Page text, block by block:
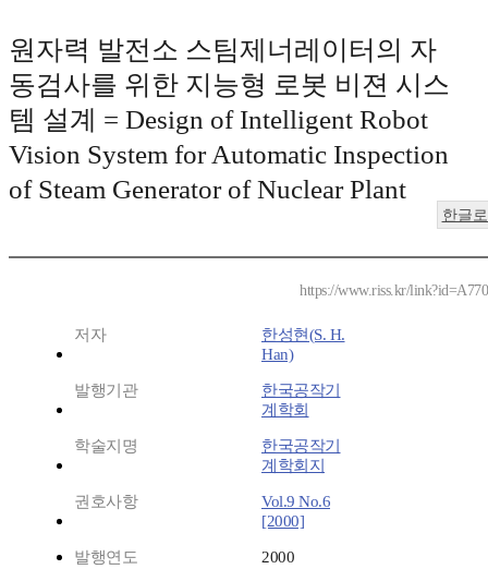
원자력 발전소 스팀제너레이터의 자
동검사를 위한 지능형 로봇 비젼 시스
템 설계 = Design of Intelligent Robot
Vision System for Automatic Inspection
of Steam Generator of Nuclear Plant
한글
https://www.riss.kr/
저자
한성현(S. H.
Han)
발행기관
한국공작기
계학회
학술지명
한국공작기
계학회지
권호사항
Vol.9 No.6
[2000]
발행연도 2000